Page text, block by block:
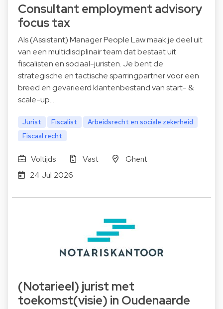
Consultant employment advisory
focus tax
Als (Assistant) Manager People Law maak je deel uit
van een multidisciplinair team dat bestaat uit
fiscalisten en sociaal-juristen. Je bent de
strategische en tactische sparringpartner voor een
breed en gevarieerd klantenbestand van start- &
scale-up…
Jurist Fiscalist
Arbeidsrecht en sociale zekerheid
Fiscaal recht
Voltijds Vast
Ghent
24 Jul 2026
(Notarieel) jurist met
toekomst(visie) in Oudenaarde